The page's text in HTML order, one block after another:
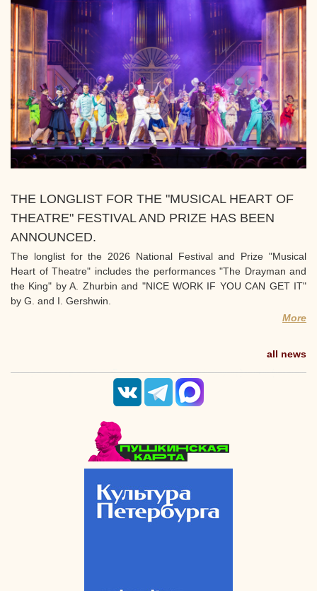
THE LONGLIST FOR THE "MUSICAL HEART OF
THEATRE" FESTIVAL AND PRIZE HAS BEEN
ANNOUNCED.
The longlist for the 2026 National Festival and Prize "Musical
Heart of Theatre" includes the performances "The Drayman and
the King" by A. Zhurbin and "NICE WORK IF YOU CAN GET IT"
by G. and I. Gershwin.
More
all news